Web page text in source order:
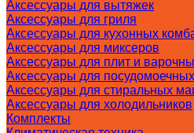
Аксессуары для вытяжек
Аксессуары для гриля
Аксессуары для кухонных
Аксессуары для миксеров
Аксессуары для плит и
Аксессуары для
Аксессуары для стиральных
Аксессуары для холодильников
Комплекты